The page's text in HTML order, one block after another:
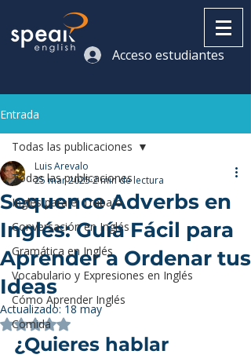
Acceso estudiantes
Entrada
Todas las publicaciones
Inglés para el Trabajo
Conversación en Inglés
Gramática en Inglés
Vocabulario y Expresiones en Inglés
Cómo Aprender Inglés
Comida
Todas las publicaciones
Sequence Adverbs en
Inglés: Guía Fácil para
Aprender a Ordenar tus
Ideas
Luis Arevalo
25 mar 20252 min de lectura
Actualizado: 18 may
Obtuvo NaN de 5 estrellas.
¿Quieres hablar